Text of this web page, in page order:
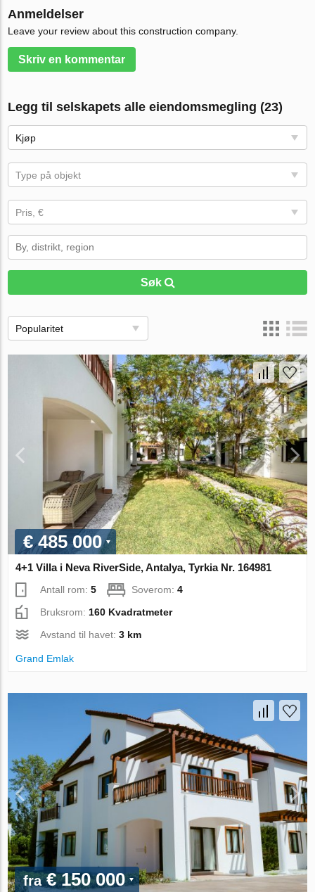
Anmeldelser
Leave your review about this construction company.
Skriv en kommentar
Legg til selskapets alle eiendomsmegling (23)
Kjøp
Type på objekt
Pris, €
Søk
Popularitet
€ 485 000
4+1 Villa i Neva RiverSide, Antalya, Tyrkia Nr. 164981
Antall rom:5 Soverom:4
Bruksrom: 160 Kvadratmeter
Avstand til havet:3 km
Grand Emlak
fra€ 150 000